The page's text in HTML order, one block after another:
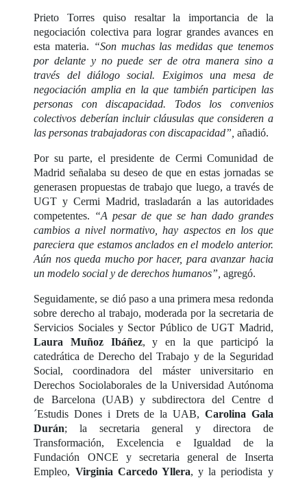
Prieto Torres quiso resaltar la importancia de la
negociación colectiva para lograr grandes avances en
esta materia. “Son muchas las medidas que tenemos
por delante y no puede ser de otra manera sino a
través del diálogo social. Exigimos una mesa de
negociación amplia en la que también participen las
personas con discapacidad. Todos los convenios
colectivos deberían incluir cláusulas que consideren a
las personas trabajadoras con discapacidad”, añadió.
Por su parte, el presidente de Cermi Comunidad de
Madrid señalaba su deseo de que en estas jornadas se
generasen propuestas de trabajo que luego, a través de
UGT y Cermi Madrid, trasladarán a las autoridades
competentes. “A pesar de que se han dado grandes
cambios a nivel normativo, hay aspectos en los que
pareciera que estamos anclados en el modelo anterior.
Aún nos queda mucho por hacer, para avanzar hacia
un modelo social y de derechos humanos”,agregó.
Seguidamente, se dió paso a una primera mesa redonda
sobre derecho al trabajo, moderada por la secretaria de
Servicios Sociales y Sector Público de UGT Madrid,
Laura Muñoz Ibáñez, y en la que participó la
catedrática de Derecho del Trabajo y de la Seguridad
Social, coordinadora del máster universitario en
Derechos Sociolaborales de la Universidad Autónoma
de Barcelona (UAB) y subdirectora del Centre d
´Estudis Dones i Drets de la UAB, Carolina Gala
Durán; la secretaria general y directora de
Transformación, Excelencia e Igualdad de la
Fundación ONCE y secretaria general de Inserta
Empleo, Virginia Carcedo Yllera, y la periodista y